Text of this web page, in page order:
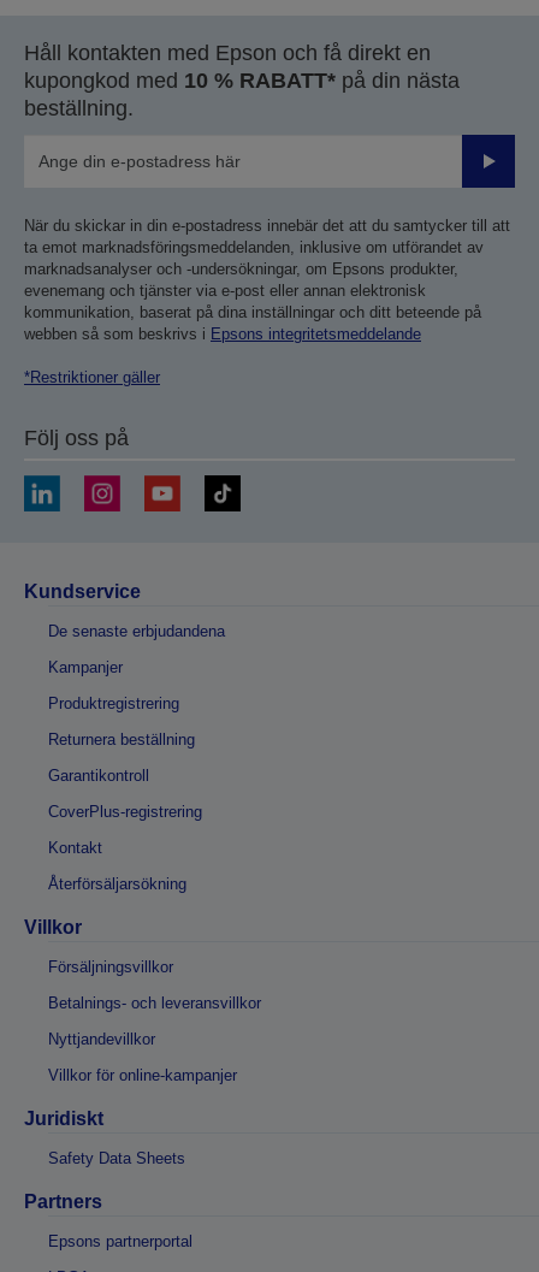
Håll kontakten med Epson och få direkt en
kupongkod med 10 % RABATT* på din nästa
beställning.
Skicka
När du skickar in din e-postadress innebär det att du samtycker till att
ta emot marknadsföringsmeddelanden, inklusive om utförandet av
marknadsanalyser och -undersökningar, om Epsons produkter,
evenemang och tjänster via e-post eller annan elektronisk
kommunikation, baserat på dina inställningar och ditt beteende på
webben så som beskrivs i Epsons integritetsmeddelande
*Restriktioner gäller
Följ oss på
Kundservice
De senaste erbjudandena
Kampanjer
Produktregistrering
Returnera beställning
Garantikontroll
CoverPlus-registrering
Kontakt
Återförsäljarsökning
Villkor
Försäljningsvillkor
Betalnings- och leveransvillkor
Nyttjandevillkor
Villkor för online-kampanjer
Juridiskt
Safety Data Sheets
Partners
Epsons partnerportal